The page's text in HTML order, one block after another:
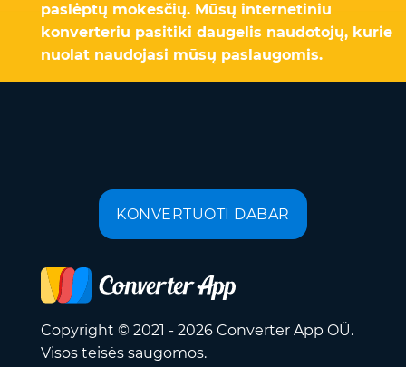
paslėptų mokesčių. Mūsų internetiniu
konverteriu pasitiki daugelis naudotojų, kurie
nuolat naudojasi mūsų paslaugomis.
KONVERTUOTI DABAR
Copyright © 2021 - 2026 Converter App OÜ.
Visos teisės saugomos.